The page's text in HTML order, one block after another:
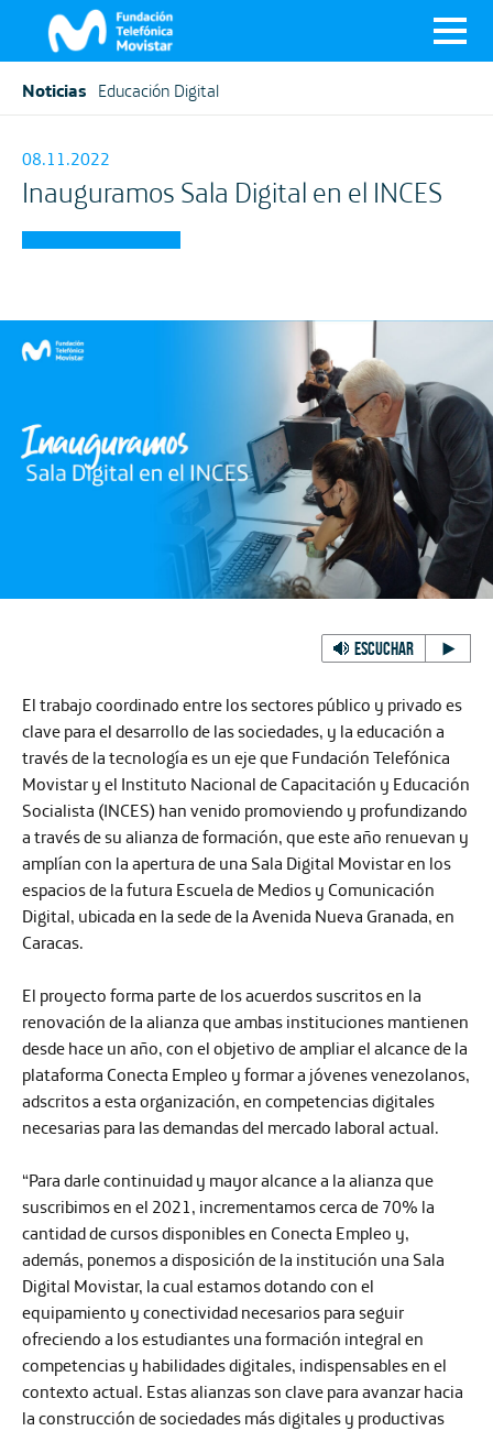
Noticias Educación Digital
08.11.2022
Inauguramos Sala Digital en el INCES
ESCUCHAR
El trabajo coordinado entre los sectores público y privado es
clave para el desarrollo de las sociedades, y la educación a
través de la tecnología es un eje que Fundación Telefónica
Movistar y el Instituto Nacional de Capacitación y Educación
Socialista (INCES) han venido promoviendo y profundizando
a través de su alianza de formación, que este año renuevan y
amplían con la apertura de una Sala Digital Movistar en los
espacios de la futura Escuela de Medios y Comunicación
Digital, ubicada en la sede de la Avenida Nueva Granada, en
Caracas.
El proyecto forma parte de los acuerdos suscritos en la
renovación de la alianza que ambas instituciones mantienen
desde hace un año, con el objetivo de ampliar el alcance de la
plataforma Conecta Empleo y formar a jóvenes venezolanos,
adscritos a esta organización, en competencias digitales
necesarias para las demandas del mercado laboral actual.
“Para darle continuidad y mayor alcance a la alianza que
suscribimos en el 2021, incrementamos cerca de 70% la
cantidad de cursos disponibles en Conecta Empleo y,
además, ponemos a disposición de la institución una Sala
Digital Movistar, la cual estamos dotando con el
equipamiento y conectividad necesarios para seguir
ofreciendo a los estudiantes una formación integral en
competencias y habilidades digitales, indispensables en el
contexto actual. Estas alianzas son clave para avanzar hacia
la construcción de sociedades más digitales y productivas